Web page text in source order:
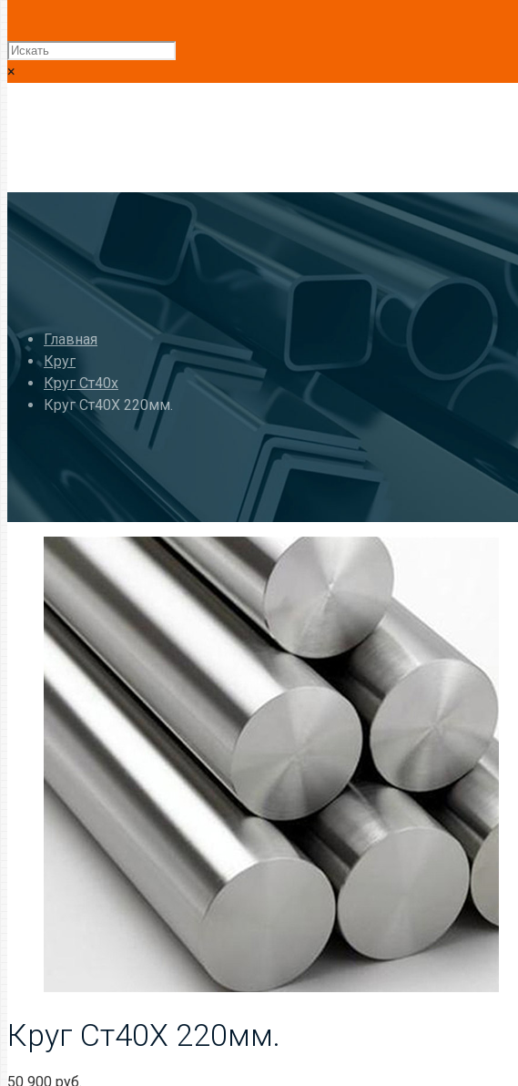
×
Главная
Круг
Круг Ст40х
Круг Ст40Х 220мм.
Круг Ст40Х 220мм.
50 900 руб.